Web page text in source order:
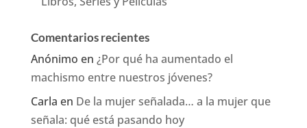
Comentarios recientes
Anónimo en ¿Por qué ha aumentado el
machismo entre nuestros jóvenes?
Carla en De la mujer señalada… a la mujer que
señala: qué está pasando hoy